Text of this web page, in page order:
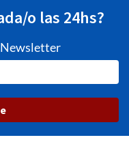
o las 24hs?